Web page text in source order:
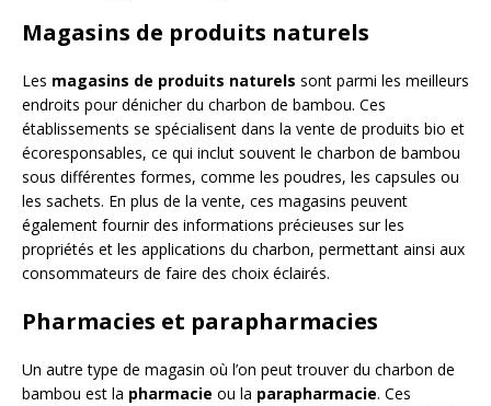
Magasins de produits naturels
Les magasins de produits naturels sont parmi les meilleurs
endroits pour dénicher du charbon de bambou. Ces
établissements se spécialisent dans la vente de produits bio et
écoresponsables, ce qui inclut souvent le charbon de bambou
sous différentes formes, comme les poudres, les capsules ou
les sachets. En plus de la vente, ces magasins peuvent
également fournir des informations précieuses sur les
propriétés et les applications du charbon, permettant ainsi aux
consommateurs de faire des choix éclairés.
Pharmacies et parapharmacies
Un autre type de magasin où l’on peut trouver du charbon de
bambou est la pharmacie ou la parapharmacie. Ces